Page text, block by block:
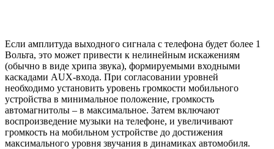
Если амплитуда выходного сигнала с телефона будет более 1
Вольта, это может привести к нелинейным искажениям
(обычно в виде хрипа звука), формируемыми входными
каскадами AUX-входа. При согласовании уровней
необходимо установить уровень громкости мобильного
устройства в минимальное положение, громкость
автомагнитолы – в максимальное. Затем включают
воспроизведение музыки на телефоне, и увеличивают
громкость на мобильном устройстве до достижения
максимального уровня звучания в динамиках автомобиля.